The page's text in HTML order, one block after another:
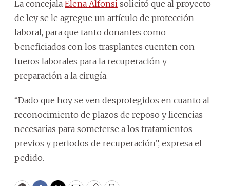
La concejala Elena Alfonsi solicitó que al proyecto
de ley se le agregue un artículo de protección
laboral, para que tanto donantes como
beneficiados con los trasplantes cuenten con
fueros laborales para la recuperación y
preparación a la cirugía.
“Dado que hoy se ven desprotegidos en cuanto al
reconocimiento de plazos de reposo y licencias
necesarias para someterse a los tratamientos
previos y periodos de recuperación”, expresa el
pedido.